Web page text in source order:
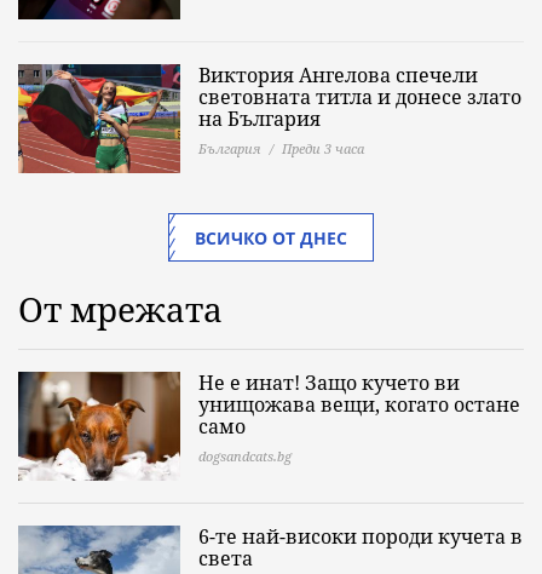
Виктория Ангелова спечели
световната титла и донесе злато
на България
България Преди 3 часа
ВСИЧКО ОТ ДНЕС
От мрежата
Не е инат! Защо кучето ви
унищожава вещи, когато остане
само
dogsandcats.bg
6-те най-високи породи кучета в
света